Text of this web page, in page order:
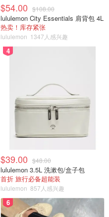
$54.00 $108.00
lululemon City Essentials 肩背包 4L
热卖！库存紧张
lululemon 1347人感兴趣
4
$39.00 $48.00
lululemon 3.5L 洗漱包/盒子包
首折 旅行必备超能装
lululemon 857人感兴趣
6